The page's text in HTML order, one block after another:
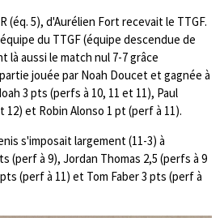
(éq. 5), d'Aurélien Fort recevait le TTGF.
du TTGF (équipe descendue de
là aussi le match nul 7-7 grâce
jouée par Noah Doucet et gagnée à
3 pts (perfs à 10, 11 et 11), Paul
12) et Robin Alonso 1 pt (perf à 11).
s'imposait largement (11-3) à
(perf à 9), Jordan Thomas 2,5 (perfs à 9
(perf à 11) et Tom Faber 3 pts (perf à